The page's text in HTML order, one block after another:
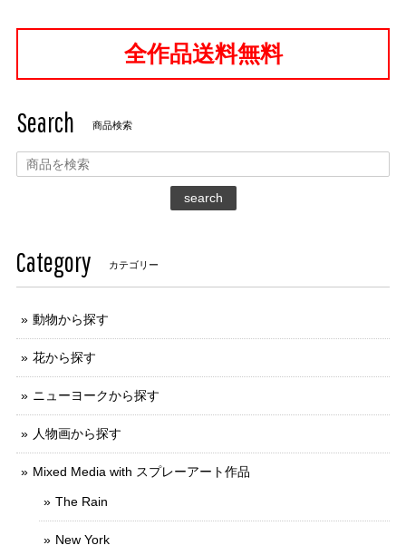
全作品送料無料
Search 商品検索
search
Category カテゴリー
動物から探す
花から探す
ニューヨークから探す
人物画から探す
Mixed Media with スプレーアート作品
The Rain
New York